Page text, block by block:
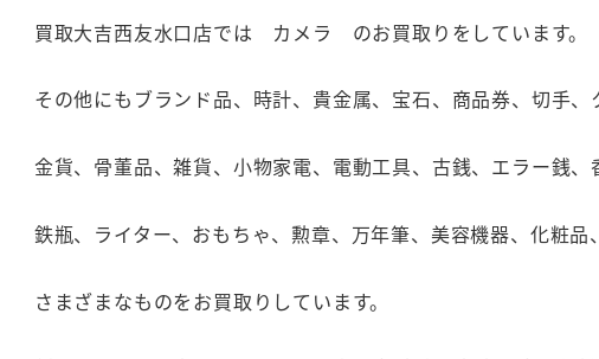
買取大吉西友水口店では カメラ のお買取りをしています。
その他にもブランド品、時計、貴金属、宝石、商品券、切手、
金貨、骨董品、雑貨、小物家電、電動工具、古銭、エラー銭、
鉄瓶、ライター、おもちゃ、勲章、万年筆、美容機器、化粧
さまざまなものをお買取りしています。